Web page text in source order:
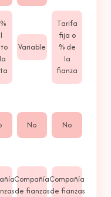
Variable
Tarifa
fija o
% de
la
fianza
No No
Compañía
de fianzas
Compañía
de fianzas